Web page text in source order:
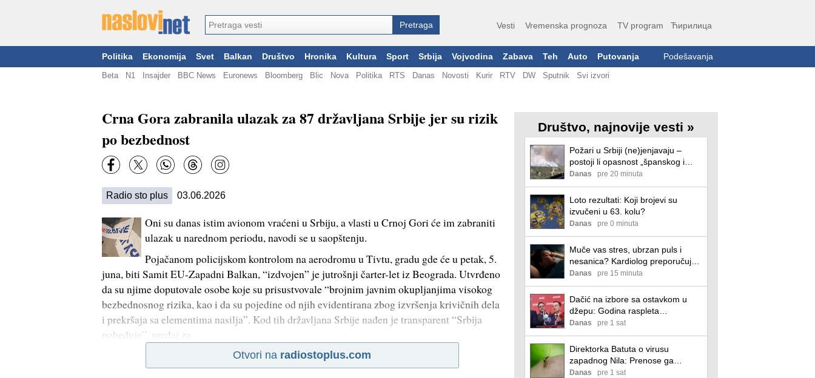
Vesti Vremenska prognoza TV program Ћирилица
Politika Ekonomija Svet Balkan Društvo Hronika Kultura Sport Srbija Vojvodina Zabava Teh Auto Putovanja Podešavanja
Beta N1 Insajder BBC News Euronews Bloomberg Blic Nova Politika RTS Danas Novosti Kurir RTV DW Sputnik Svi izvori
Crna Gora zabranila ulazak za 87 državljana Srbije jer su rizik
po bezbednost
Radio sto plus 03.06.2026
Oni su danas istim avionom vraćeni u Srbiju, a vlasti u Crnoj Gori će im zabraniti
ulazak u narednom periodu, navodi se u saopštenju.
Pojačanom policijskom kontrolom na aerodromu u Tivtu, gradu gde će u petak, 5.
juna, biti Samit EU-Zapadni Balkan, “izdvojen” je jutrošnji čarter-let iz Beograda. Utvrđeno
da su njime doputovale osobe koje su prisustvovale “brojnim javnim okupljanjima visokog
bezbednosnog rizika, kao i da su pojedine od njih evidentirana zbog izvršenja krivičnih dela
i prekršaja sa elementima nasilja”. Kod tih državljana Srbije nađen je transparent “Srbija
pobeđuje”, uređaj za
Otvori na radiostoplus.com
Društvo, najnovije vesti »
Požari u Srbiji (ne)jenjavaju –
postoji li opasnost „španskog i
francuskog scenarija“?
Danas pre 20 minuta
Loto rezultati: Koji brojevi su
izvučeni u 63. kolu?
Danas pre 0 minuta
Muče vas stres, ubrzan puls i
nesanica? Kardiolog preporučuje
tehniku koja traje svega 10 minuta
Danas pre 15 minuta
Dačić na izbore sa ostavkom u
džepu: Godina raspleta
Socijalističke partije Srbije
Danas pre 1 sat
Direktorka Batuta o virusu
zapadnog Nila: Prenose ga
komarci Culex, od juna do kraja
Danas pre 1 sat